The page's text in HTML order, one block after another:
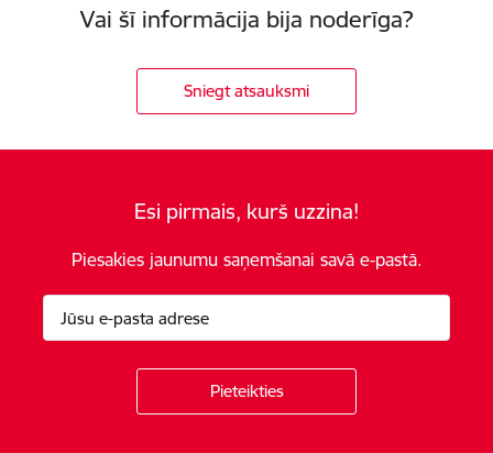
Vai šī informācija bija noderīga?
Sniegt atsauksmi
Esi pirmais, kurš uzzina!
Piesakies jaunumu saņemšanai savā e-pastā.